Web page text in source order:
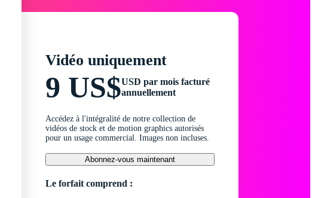
Vidéo uniquement
9 US$USD par mois facturé
annuellement
Accédez à l'intégralité de notre collection de
vidéos de stock et de motion graphics autorisés
pour un usage commercial. Images non incluses.
Abonnez-vous maintenant
Le forfait comprend :